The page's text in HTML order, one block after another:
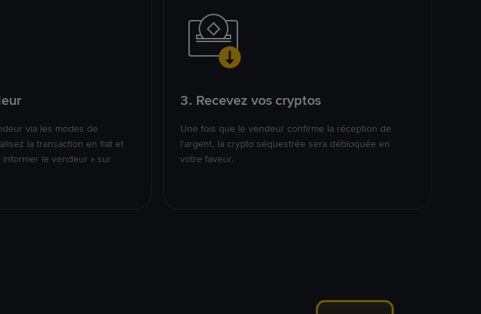
via les modes de
la transaction en fiat et
le vendeur » sur
3. Recevez vos cryptos
Une fois que le vendeur confirme la réception de
l’argent, la crypto séquestrée sera débloquée en
votre faveur.